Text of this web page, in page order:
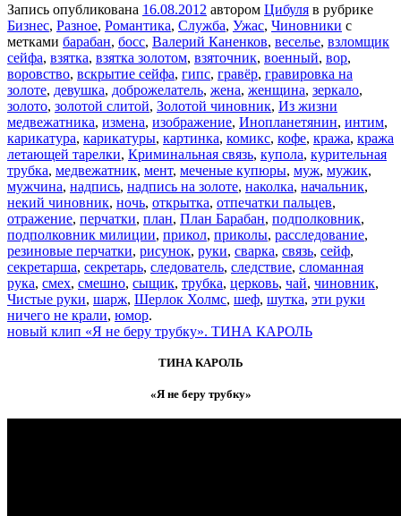
Запись опубликована 16.08.2012 автором Цибуля в рубрике
Бизнес, Разное, Романтика, Служба, Ужас, Чиновники с
метками барабан, босс, Валерий Каненков, веселье, взломщик
сейфа, взятка, взятка золотом, взяточник, военный, вор,
воровство, вскрытие сейфа, гипс, гравёр, гравировка на
золоте, девушка, доброжелатель, жена, женщина, зеркало,
золото, золотой слитой, Золотой чиновник, Из жизни
медвежатника, измена, изображение, Инопланетянин, интим,
карикатура, карикатуры, картинка, комикс, кофе, кража, кража
летающей тарелки, Криминальная связь, купола, курительная
трубка, медвежатник, мент, меченые купюры, муж, мужик,
мужчина, надпись, надпись на золоте, наколка, начальник,
некий чиновник, ночь, открытка, отпечатки пальцев,
отражение, перчатки, план, План Барабан, подполковник,
подполковник милиции, прикол, приколы, расследование,
резиновые перчатки, рисунок, руки, сварка, связь, сейф,
секретарша, секретарь, следователь, следствие, сломанная
рука, смех, смешно, сыщик, трубка, церковь, чай, чиновник,
Чистые руки, шарж, Шерлок Холмс, шеф, шутка, эти руки
ничего не крали, юмор.
новый клип «Я не беру трубку». ТИНА КАРОЛЬ
ТИНА КАРОЛЬ
«Я не беру трубку»